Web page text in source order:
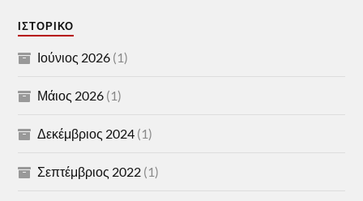
ΙΣΤΟΡΙΚΌ
Ιούνιος 2026 (1)
Μάιος 2026 (1)
Δεκέμβριος 2024 (1)
Σεπτέμβριος 2022 (1)